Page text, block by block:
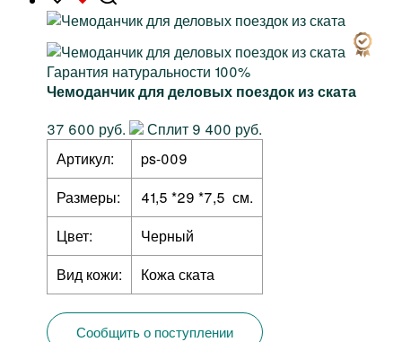
Гарантия натуральности 100%
Чемоданчик для деловых поездок из ската
37 600 руб.
Сплит 9 400 руб.
Артикул:
ps-009
Размеры:
41,5 *29 *7,5 см.
Цвет:
Черный
Вид кожи:
Кожа ската
Сообщить о поступлении